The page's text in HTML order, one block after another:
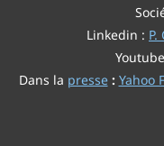
Linkedin : P.
Dans la presse: Yahoo